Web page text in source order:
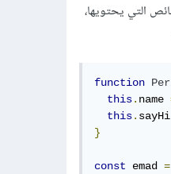
التي يحتويها،
function
this. name
this. sayHi
}
const emad =